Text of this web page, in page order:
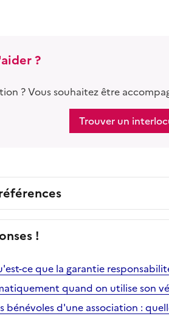
?
? Vous souhaitez être
Trouver un
!
ce que la garantie
quand on utilise son
bénévoles d'une association :